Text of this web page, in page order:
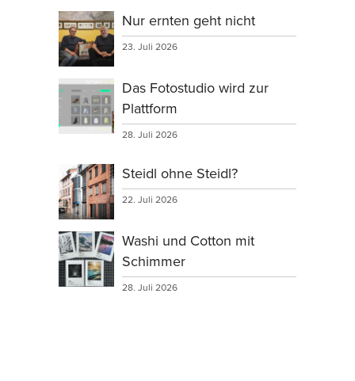
Nur ernten geht nicht
23. Juli 2026
Das Fotostudio wird zur
Plattform
28. Juli 2026
Steidl ohne Steidl?
22. Juli 2026
Washi und Cotton mit
Schimmer
28. Juli 2026